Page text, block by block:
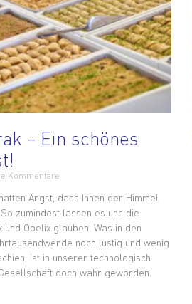
– Ein schönes
Kommentare
Angst, dass Ihnen der Himmel
zumindest lassen es uns die
und Obelix glauben. Was in den
noch lustig und wenig
ist in unserer technologisch
doch wahr geworden.